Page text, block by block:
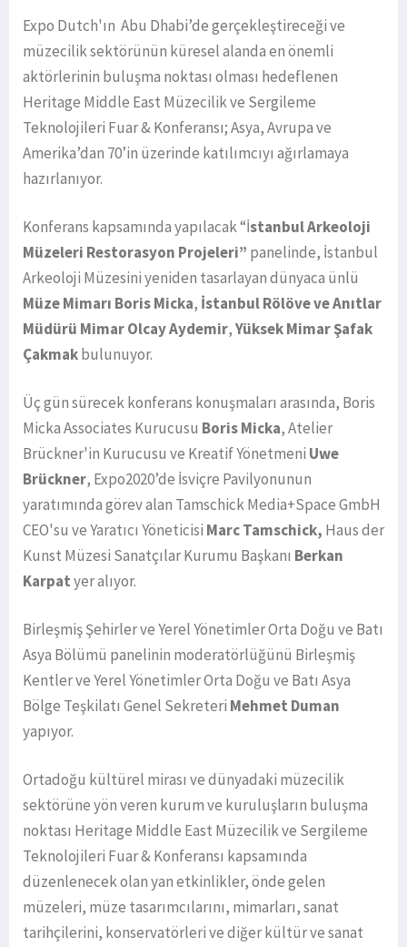
Expo Dutch'ın Abu Dhabi’de gerçekleştireceği ve
müzecilik sektörünün küresel alanda en önemli
aktörlerinin buluşma noktası olması hedeflenen
Heritage Middle East Müzecilik ve Sergileme
Teknolojileri Fuar & Konferansı; Asya, Avrupa ve
Amerika’dan 70’in üzerinde katılımcıyı ağırlamaya
hazırlanıyor.
Konferans kapsamında yapılacak “İstanbul Arkeoloji
Müzeleri Restorasyon Projeleri” panelinde, İstanbul
Arkeoloji Müzesini yeniden tasarlayan dünyaca ünlü
Müze Mimarı Boris Micka, İstanbul Rölöve ve Anıtlar
Müdürü Mimar Olcay Aydemir,Yüksek Mimar Şafak
Çakmakbulunuyor.
Üç gün sürecek konferans konuşmaları arasında, Boris
Micka Associates Kurucusu Boris Micka, Atelier
Brückner'in Kurucusu ve Kreatif Yönetmeni Uwe
Brückner, Expo2020’de İsviçre Pavilyonunun
yaratımında görev alan Tamschick Media+Space GmbH
CEO'su ve Yaratıcı Yöneticisi Marc Tamschick, Haus der
Kunst Müzesi Sanatçılar Kurumu Başkanı Berkan
Karpatyer alıyor.
Birleşmiş Şehirler ve Yerel Yönetimler Orta Doğu ve Batı
Asya Bölümü panelinin moderatörlüğünü Birleşmiş
Kentler ve Yerel Yönetimler Orta Doğu ve Batı Asya
Bölge Teşkilatı Genel Sekreteri Mehmet Duman
yapıyor.
Ortadoğu kültürel mirası ve dünyadaki müzecilik
sektörüne yön veren kurum ve kuruluşların buluşma
noktası Heritage Middle East Müzecilik ve Sergileme
Teknolojileri Fuar & Konferansı kapsamında
düzenlenecek olan yan etkinlikler, önde gelen
müzeleri, müze tasarımcılarını, mimarları, sanat
tarihçilerini, konservatörleri ve diğer kültür ve sanat